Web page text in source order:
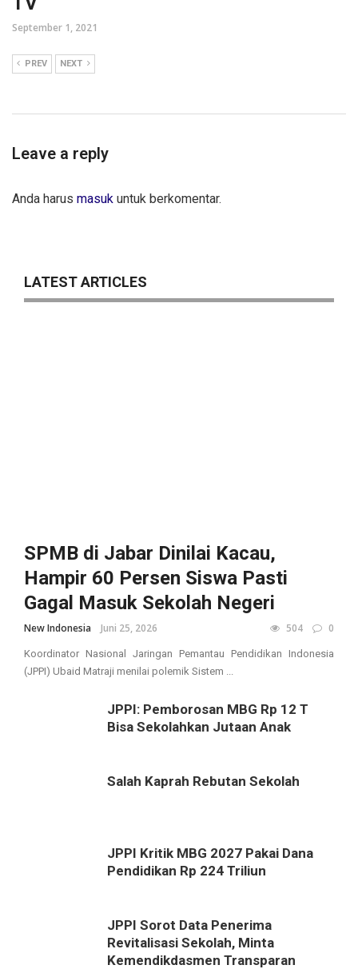
September 1, 2021
PREV NEXT
Leave a reply
Anda harus masuk untuk berkomentar.
LATEST ARTICLES
SPMB di Jabar Dinilai Kacau,
Hampir 60 Persen Siswa Pasti
Gagal Masuk Sekolah Negeri
New Indonesia Juni 25, 2026 504 0
Koordinator Nasional Jaringan Pemantau Pendidikan Indonesia
(JPPI) Ubaid Matraji menilai polemik Sistem ...
JPPI: Pemborosan MBG Rp 12 T
Bisa Sekolahkan Jutaan Anak
Salah Kaprah Rebutan Sekolah
JPPI Kritik MBG 2027 Pakai Dana
Pendidikan Rp 224 Triliun
JPPI Sorot Data Penerima
Revitalisasi Sekolah, Minta
Kemendikdasmen Transparan